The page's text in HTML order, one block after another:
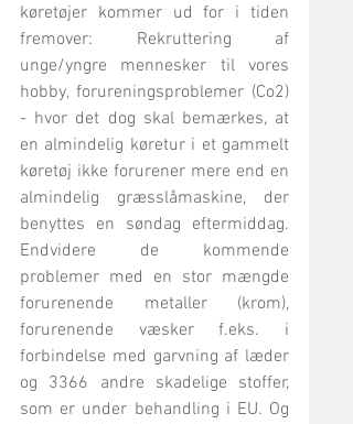
køretøjer kommer ud for i tiden
fremover: Rekruttering af
unge/yngre mennesker til vores
hobby, forureningsproblemer (Co2)
- hvor det dog skal bemærkes, at
en almindelig køretur i et gammelt
køretøj ikke forurener mere end en
almindelig græsslåmaskine, der
benyttes en søndag eftermiddag.
Endvidere de kommende
problemer med en stor mængde
forurenende metaller (krom),
forurenende væsker f.eks. i
forbindelse med garvning af læder
og 3366 andre skadelige stoffer,
som er under behandling i EU. Og